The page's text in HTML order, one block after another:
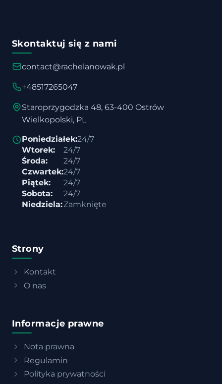
Skontaktuj się z nami
contact@rachelanowak.pl
+48517265047
Staroprzygodzka 48, 63-400 Ostrów
Wielkopolski, PL
Poniedziałek:24/7
Wtorek:
24/7
Środa:
24/7
Czwartek:24/7
Piątek:
24/7
Sobota:
24/7
Niedziela:Zamknięte
Strony
Kontakt
O nas
Informacje prawne
Nota prawna
Regulamin
Polityka prywatności